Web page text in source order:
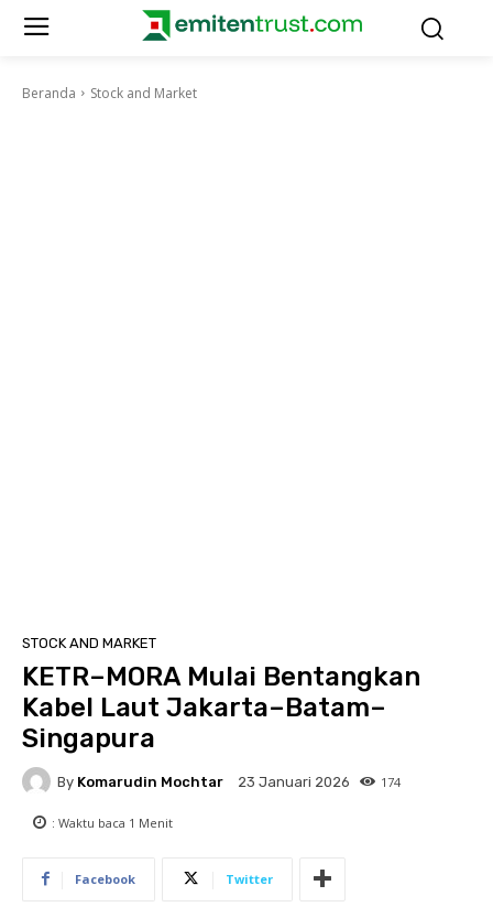
Beranda Stock and Market
STOCK AND MARKET
KETR–MORA Mulai Bentangkan
Kabel Laut Jakarta–Batam–
Singapura
By Komarudin Mochtar 23 Januari 2026 174
: Waktu baca 1 Menit
Facebook Twitter